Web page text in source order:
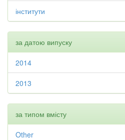
інститути
за датою випуску
2014
2013
за типом вмісту
Other